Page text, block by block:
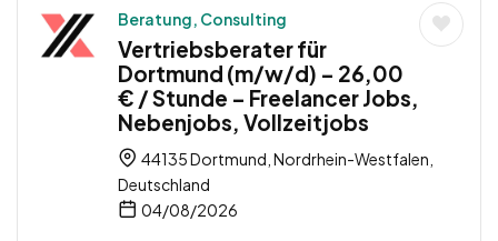
Beratung, Consulting
Vertriebsberater für
Dortmund (m/w/d) – 26,00
€ / Stunde – Freelancer Jobs,
Nebenjobs, Vollzeitjobs
44135 Dortmund, Nordrhein-Westfalen,
Deutschland
04/08/2026